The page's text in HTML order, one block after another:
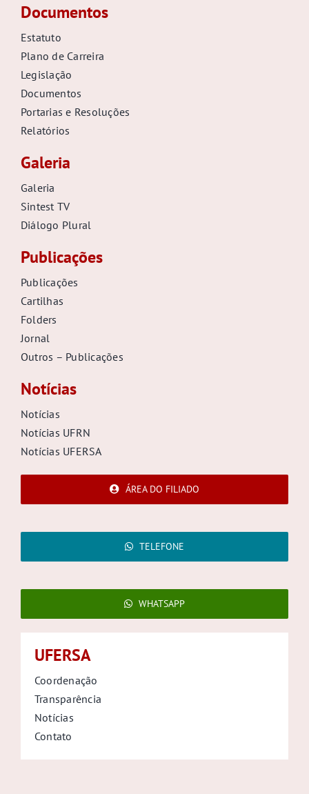
Documentos
Estatuto
Plano de Carreira
Legislação
Documentos
Portarias e Resoluções
Relatórios
Galeria
Galeria
Sintest TV
Diálogo Plural
Publicações
Publicações
Cartilhas
Folders
Jornal
Outros – Publicações
Notícias
Notícias
Notícias UFRN
Notícias UFERSA
ÁREA DO FILIADO
TELEFONE
WHATSAPP
UFERSA
Coordenação
Transparência
Notícias
Contato